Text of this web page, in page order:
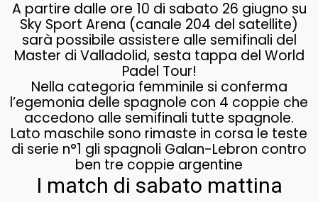
A partire dalle ore 10 di sabato 26 giugno su
Sky Sport Arena (canale 204 del satellite)
sarà possibile assistere alle semifinali del
Master di Valladolid, sesta tappa del World
Padel Tour!
Nella categoria femminile si conferma
l’egemonia delle spagnole con 4 coppie che
accedono alle semifinali tutte spagnole.
Lato maschile sono rimaste in corsa le teste
di serie n°1 gli spagnoli Galan-Lebron contro
ben tre coppie argentine
I match di sabato mattina